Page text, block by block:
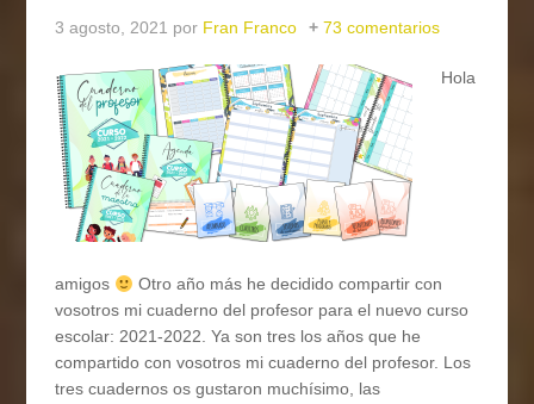
3 agosto, 2021 por Fran Franco 73 comentarios
Hola
amigos
Otro año más he decidido compartir con
vosotros mi cuaderno del profesor para el nuevo curso
escolar: 2021-2022. Ya son tres los años que he
compartido con vosotros mi cuaderno del profesor. Los
tres cuadernos os gustaron muchísimo, las